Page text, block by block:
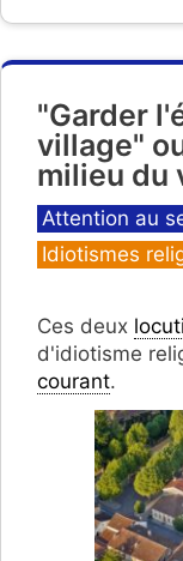
"Garder
village"
milieu du
Catégories
Attention au
Idiotismes
Ces deux
d'idiotisme
courant.